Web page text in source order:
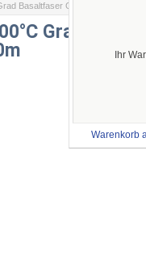
Ihr
Warenkorb
Basaltfaser Gewebe, 10m
Grad